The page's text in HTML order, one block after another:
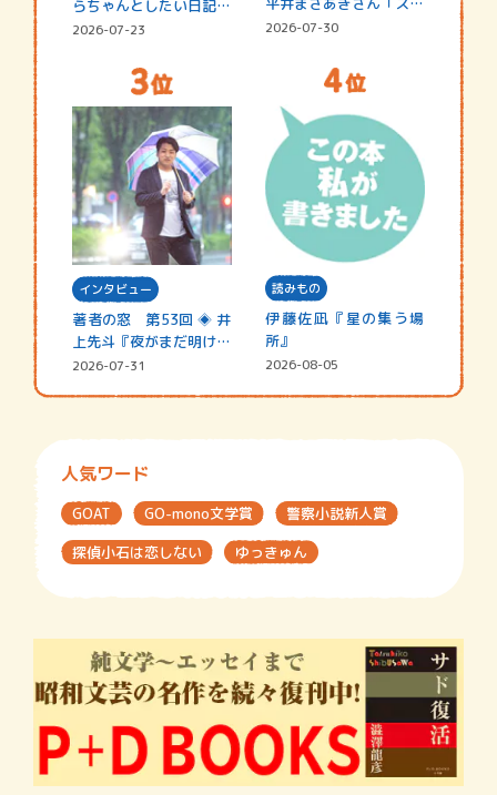
らちゃんとしたい日記
☆202…
2026-07-23
シャ…
2026-07-30
インタビュー
著者の窓 第53回 ◈ 井
上先斗『夜がまだ明けな
い』
2026-07-31
読みもの
伊藤佐凪『星の集う場
所』
2026-08-05
人気ワード
GOAT GO-mono文学賞
警察小説新人賞
探偵小石は恋しない
ゆっきゅん